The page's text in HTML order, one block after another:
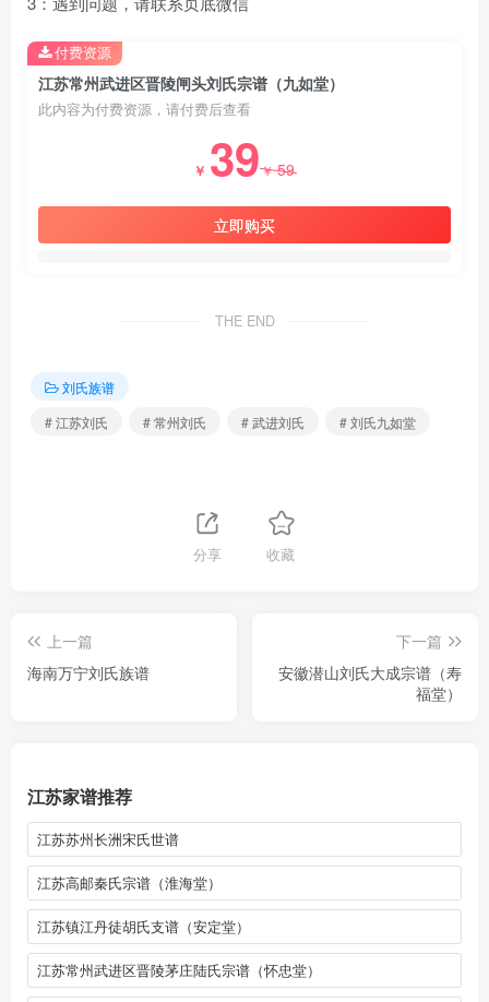
江苏常州武进区晋陵闸头刘氏宗谱（九如堂）
此内容为付费资源，请付费后查看
￥ 39￥59
立即购买
付费资源
THE END
刘氏族谱
# 江苏刘氏
# 常州刘氏 # 武进刘氏 # 刘氏九如堂
分享 收藏
上一篇
海南万宁刘氏族谱
下一篇
安徽潜山刘氏大成宗谱（寿
福堂）
江苏家谱推荐
江苏苏州长洲宋氏世谱
江苏高邮秦氏宗谱（淮海堂）
江苏镇江丹徒胡氏支谱（安定堂）
江苏常州武进区晋陵茅庄陆氏宗谱（怀忠堂）